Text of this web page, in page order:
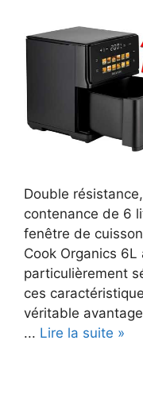
Double
contenance de 6
fenêtre de
Cook Organics
particulièrement
ces
véritable
... Lire la suite »